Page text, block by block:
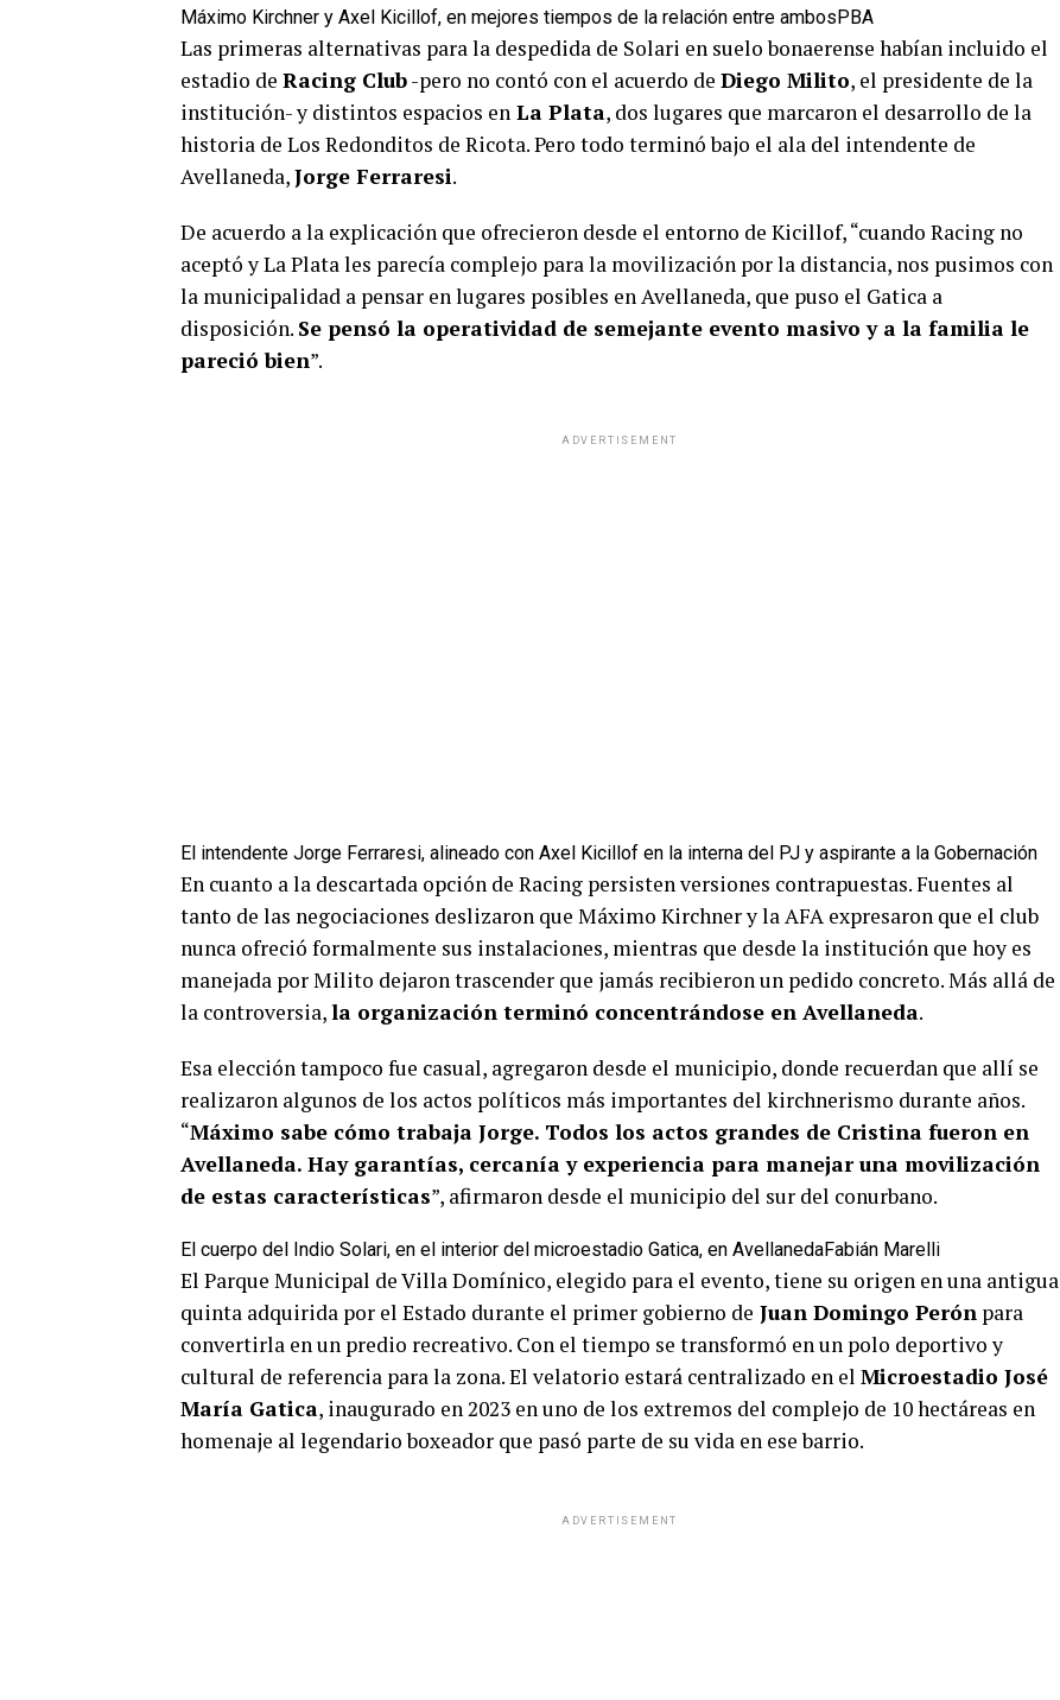
Máximo Kirchner y Axel Kicillof, en mejores tiempos de la relación entre ambosPBA
Las primeras alternativas para la despedida de Solari en suelo bonaerense habían incluido el
estadio de Racing Club-pero no contó con el acuerdo de Diego Milito, el presidente de la
institución- y distintos espacios en La Plata, dos lugares que marcaron el desarrollo de la
historia de Los Redonditos de Ricota. Pero todo terminó bajo el ala del intendente de
Avellaneda,Jorge Ferraresi.
De acuerdo a la explicación que ofrecieron desde el entorno de Kicillof, “cuando Racing no
aceptó y La Plata les parecía complejo para la movilización por la distancia, nos pusimos con
la municipalidad a pensar en lugares posibles en Avellaneda, que puso el Gatica a
disposición. Se pensó la operatividad de semejante evento masivo y a la familia le
pareció bien”.
ADVERTISEMENT
El intendente Jorge Ferraresi, alineado con Axel Kicillof en la interna del PJ y aspirante a la Gobernación
En cuanto a la descartada opción de Racing persisten versiones contrapuestas. Fuentes al
tanto de las negociaciones deslizaron que Máximo Kirchner y la AFA expresaron que el club
nunca ofreció formalmente sus instalaciones, mientras que desde la institución que hoy es
manejada por Milito dejaron trascender que jamás recibieron un pedido concreto. Más allá de
la controversia,la organización terminó concentrándose en Avellaneda.
Esa elección tampoco fue casual, agregaron desde el municipio, donde recuerdan que allí se
realizaron algunos de los actos políticos más importantes del kirchnerismo durante años.
“Máximo sabe cómo trabaja Jorge. Todos los actos grandes de Cristina fueron en
Avellaneda. Hay garantías, cercanía y experiencia para manejar una movilización
de estas características”, afirmaron desde el municipio del sur del conurbano.
El cuerpo del Indio Solari, en el interior del microestadio Gatica, en AvellanedaFabián Marelli
El Parque Municipal de Villa Domínico, elegido para el evento, tiene su origen en una antigua
quinta adquirida por el Estado durante el primer gobierno de Juan Domingo Perón para
convertirla en un predio recreativo. Con el tiempo se transformó en un polo deportivo y
cultural de referencia para la zona. El velatorio estará centralizado en el Microestadio José
María Gatica, inaugurado en 2023 en uno de los extremos del complejo de 10 hectáreas en
homenaje al legendario boxeador que pasó parte de su vida en ese barrio.
ADVERTISEMENT